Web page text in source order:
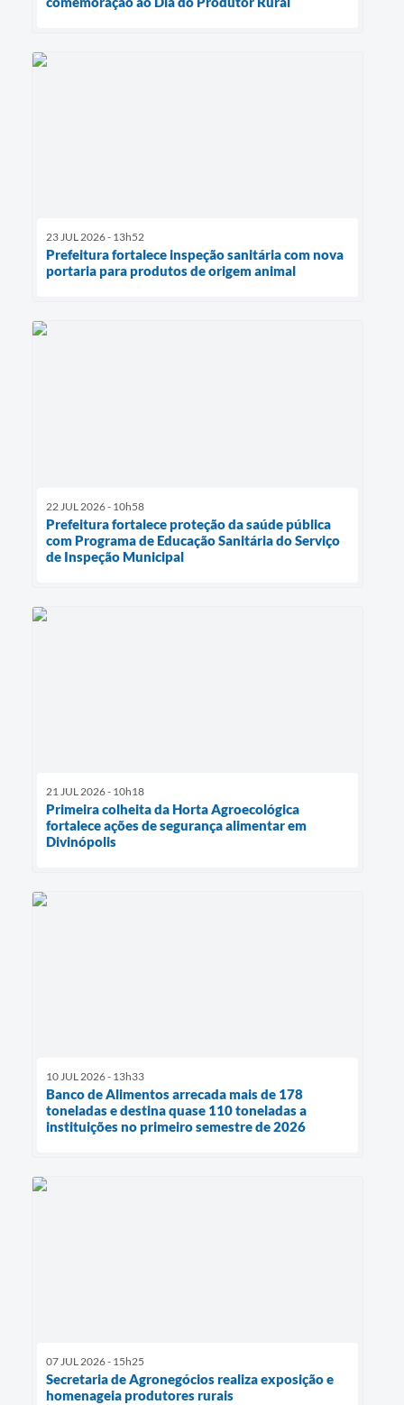
23 JUL 2026 - 13h52
Prefeitura fortalece inspeção sanitária com nova
portaria para produtos de origem animal
22 JUL 2026 - 10h58
Prefeitura fortalece proteção da saúde pública
com Programa de Educação Sanitária do Serviço
de Inspeção Municipal
21 JUL 2026 - 10h18
Primeira colheita da Horta Agroecológica
fortalece ações de segurança alimentar em
Divinópolis
10 JUL 2026 - 13h33
Banco de Alimentos arrecada mais de 178
toneladas e destina quase 110 toneladas a
instituições no primeiro semestre de 2026
07 JUL 2026 - 15h25
Secretaria de Agronegócios realiza exposição e
homenageia produtores rurais